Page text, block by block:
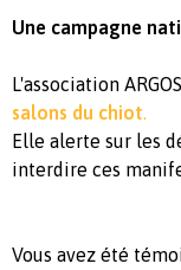
Une campagne
L'association
salons du chiot.
Elle alerte sur les
interdire ces
Vous avez été